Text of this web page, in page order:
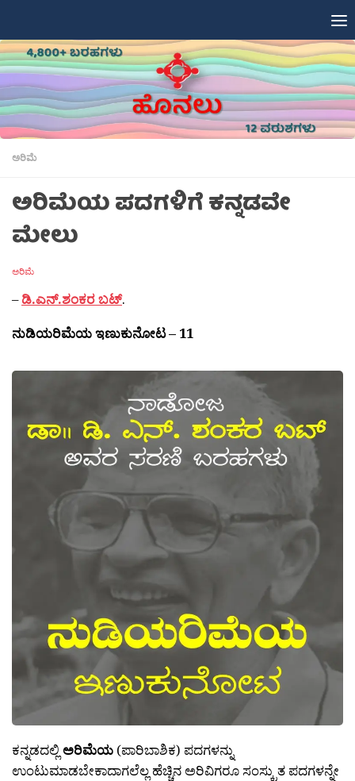
ಅರಿಮೆ
ಅರಿಮೆಯ ಪದಗಳಿಗೆ ಕನ್ನಡವೇ
ಮೇಲು
ಅರಿಮೆ
–ಡಿ.ಎನ್.ಶಂಕರ ಬಟ್.
ನುಡಿಯರಿಮೆಯ ಇಣುಕುನೋಟ – 11
ಕನ್ನಡದಲ್ಲಿ ಅರಿಮೆಯ (ಪಾರಿಬಾಶಿಕ) ಪದಗಳನ್ನು
ಉಂಟುಮಾಡಬೇಕಾದಾಗಲೆಲ್ಲ ಹೆಚ್ಚಿನ ಅರಿವಿಗರೂ ಸಂಸ್ಕ್ರುತ ಪದಗಳನ್ನೇ